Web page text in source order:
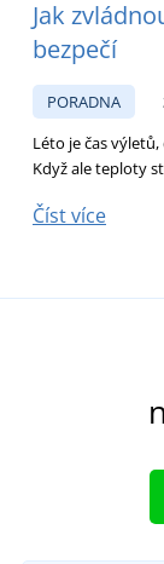
Jak
bezpečí
PORADNA
Léto je čas
Když ale teploty
Číst více